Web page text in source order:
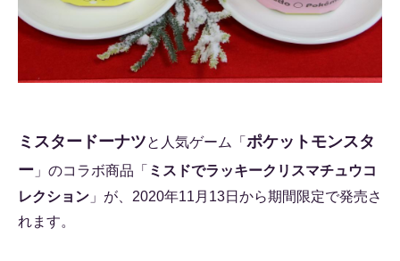
ミスタードーナツと人気ゲーム「 ポケットモンスタ
ー 」のコラボ商品「 ミスドでラッキークリスマチュウコ
レクション 」が、2020年11月13日から期間限定で発売さ
れます。